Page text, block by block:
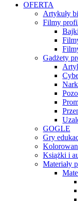
OFERTA
Artykuły
Filmy
Gadżety
GOGLE
Gry
Książki i
Materiały